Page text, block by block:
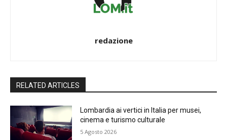
redazione
RELATED ARTICLES
Lombardia ai vertici in Italia per musei,
cinema e turismo culturale
5 Agosto 2026